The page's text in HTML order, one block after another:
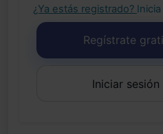
¿Ya estás registrado?
Regístrate
Iniciar sesión